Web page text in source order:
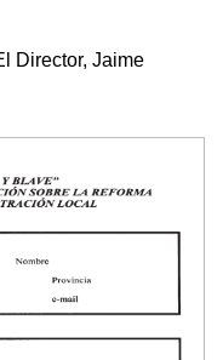
Director, Jaime